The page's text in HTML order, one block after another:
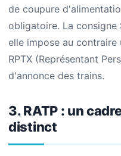
de coupure
obligatoire. La
elle impose au contraire
RPTX (Représentant
d'annonce des trains.
3. RATP : un
distinct